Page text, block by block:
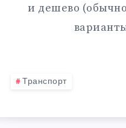
и дешево
Транспорт